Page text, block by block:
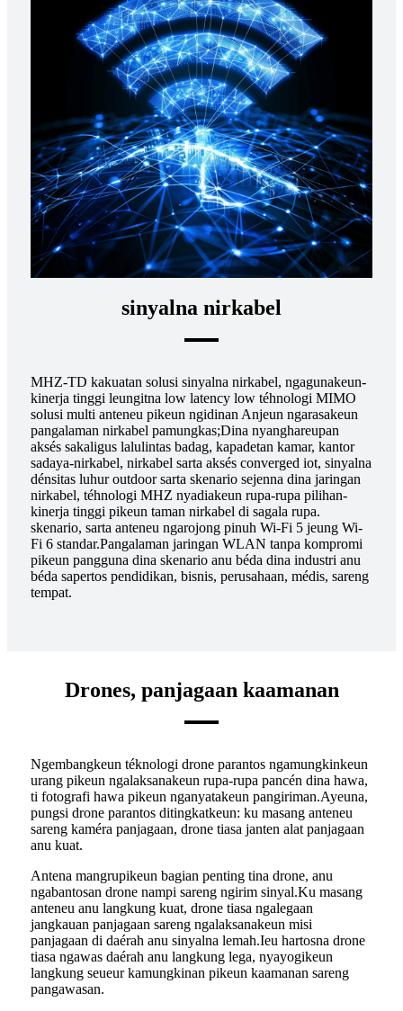
sinyalna nirkabel
MHZ-TD kakuatan solusi sinyalna nirkabel, ngagunakeun-
kinerja tinggi leungitna low latency low téhnologi MIMO
solusi multi anteneu pikeun ngidinan Anjeun ngarasakeun
pangalaman nirkabel pamungkas;Dina nyanghareupan
aksés sakaligus lalulintas badag, kapadetan kamar, kantor
sadaya-nirkabel, nirkabel sarta aksés converged iot, sinyalna
dénsitas luhur outdoor sarta skenario sejenna dina jaringan
nirkabel, téhnologi MHZ nyadiakeun rupa-rupa pilihan-
kinerja tinggi pikeun taman nirkabel di sagala rupa.
skenario, sarta anteneu ngarojong pinuh Wi-Fi 5 jeung Wi-
Fi 6 standar.Pangalaman jaringan WLAN tanpa kompromi
pikeun pangguna dina skenario anu béda dina industri anu
béda sapertos pendidikan, bisnis, perusahaan, médis, sareng
tempat.
Drones, panjagaan kaamanan
Ngembangkeun téknologi drone parantos ngamungkinkeun
urang pikeun ngalaksanakeun rupa-rupa pancén dina hawa,
ti fotografi hawa pikeun nganyatakeun pangiriman.Ayeuna,
pungsi drone parantos ditingkatkeun: ku masang anteneu
sareng kaméra panjagaan, drone tiasa janten alat panjagaan
anu kuat.
Antena mangrupikeun bagian penting tina drone, anu
ngabantosan drone nampi sareng ngirim sinyal.Ku masang
anteneu anu langkung kuat, drone tiasa ngalegaan
jangkauan panjagaan sareng ngalaksanakeun misi
panjagaan di daérah anu sinyalna lemah.Ieu hartosna drone
tiasa ngawas daérah anu langkung lega, nyayogikeun
langkung seueur kamungkinan pikeun kaamanan sareng
pangawasan.